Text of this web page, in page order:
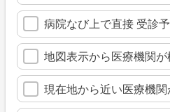
病院なび上で直接 受診
地図表示から医療機関
現在地から近い医療機